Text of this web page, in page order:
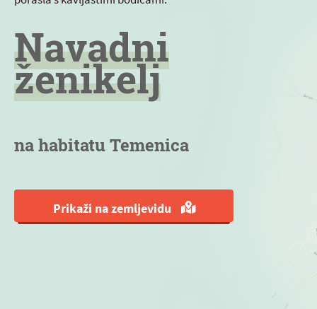
Navadni
ženikelj
na habitatu Temenica
Prikaži na zemljevidu